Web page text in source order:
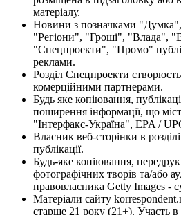
матеріалу.
Новини з позначками
"Регіони", "Гроші", "Влада",
"Спецпроекти", "Промо"
реклами.
Розділ Спецпроекти
комерційними партнерами.
Будь яке копіювання,
поширення інформації, що
"Інтерфакс-Україна", EPA /
Власник веб-сторінки в
публікації.
Будь-яке копіювання,
фотографічних творів та/або
правовласника Getty Images -
Матеріали сайту
старше 21 року (21+). Участь в